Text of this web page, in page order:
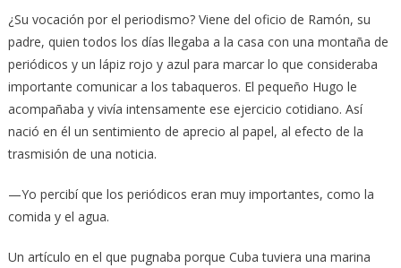
¿Su vocación por el periodismo? Viene del oficio de Ramón, su
padre, quien todos los días llegaba a la casa con una montaña de
periódicos y un lápiz rojo y azul para marcar lo que consideraba
importante comunicar a los tabaqueros. El pequeño Hugo le
acompañaba y vivía intensamente ese ejercicio cotidiano. Así
nació en él un sentimiento de aprecio al papel, al efecto de la
trasmisión de una noticia.
—Yo percibí que los periódicos eran muy importantes, como la
comida y el agua.
Un artículo en el que pugnaba porque Cuba tuviera una marina